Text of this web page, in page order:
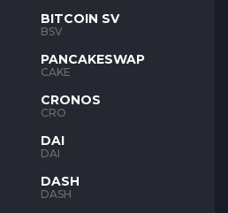
BITCOIN SV
BSV
PANCAKESWAP
CAKE
CRONOS
CRO
DAI
DAI
DASH
DASH